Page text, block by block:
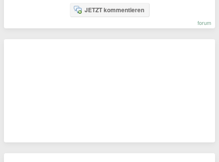
JETZT kommentieren
forum